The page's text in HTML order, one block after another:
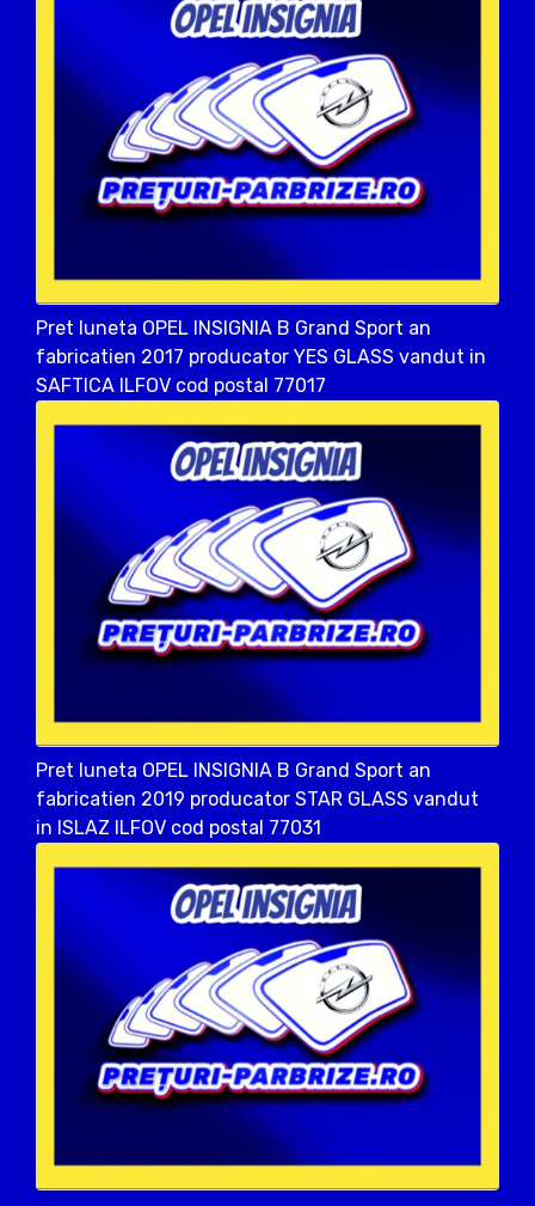
Pret luneta OPEL INSIGNIA B Grand Sport an
fabricatien 2017 producator YES GLASS vandut in
SAFTICA ILFOV cod postal 77017
Pret luneta OPEL INSIGNIA B Grand Sport an
fabricatien 2019 producator STAR GLASS vandut
in ISLAZ ILFOV cod postal 77031